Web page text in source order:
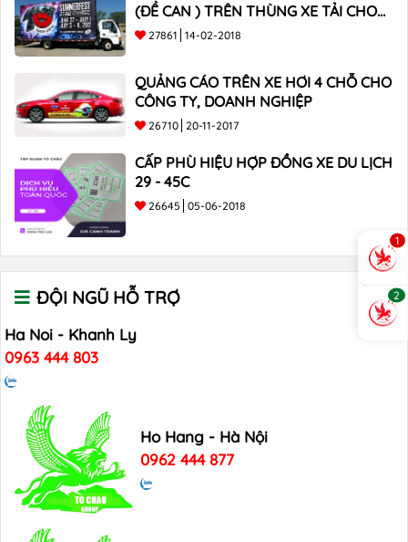
(ĐỀ CAN ) TRÊN THÙNG XE TẢI CHO
CÔNG TY
27861 14-02-2018
QUẢNG CÁO TRÊN XE HƠI 4 CHỖ CHO
CÔNG TY, DOANH NGHIỆP
26710 20-11-2017
CẤP PHÙ HIỆU HỢP ĐỒNG XE DU LỊCH
29 - 45C
26645 05-06-2018
ĐỘI NGŨ HỖ TRỢ
Ha Noi - Khanh Ly
0963 444 803
Ho Hang - Hà Nội
0962 444 877
1
2